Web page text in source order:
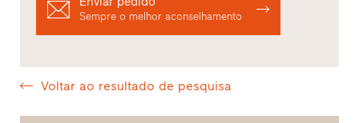
Sempre o melhor aconselhamento
Voltar ao resultado de pesquisa